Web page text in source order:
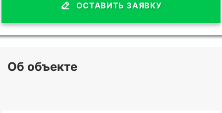
ОСТАВИТЬ ЗАЯВКУ
Об объекте